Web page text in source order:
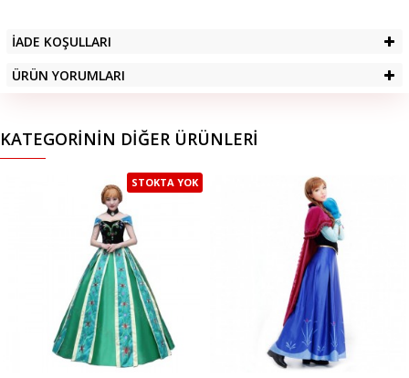
İADE KOŞULLARI
ÜRÜN YORUMLARI
KATEGORININ DIĞER ÜRÜNLERI
STOKTA YOK